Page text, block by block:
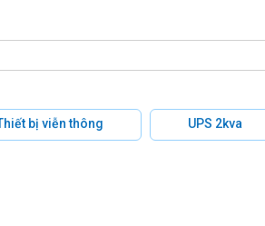
bị viễn thông UPS 2kva